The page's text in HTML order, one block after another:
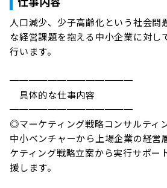
人口減少、少子高齢化という社会問
な経営課題を抱える中小企業に対し
行います。
━━━━━━━━━━━━━
具体的な仕事内容
━━━━━━━━━━━━━
◎マーケティング戦略コンサルティ
中小ベンチャーから上場企業の経営
ケティング戦略立案から実行サポー
援します。